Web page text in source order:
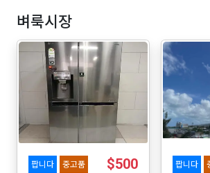
벼룩시장
팝니다 중고품 $500 팝니다